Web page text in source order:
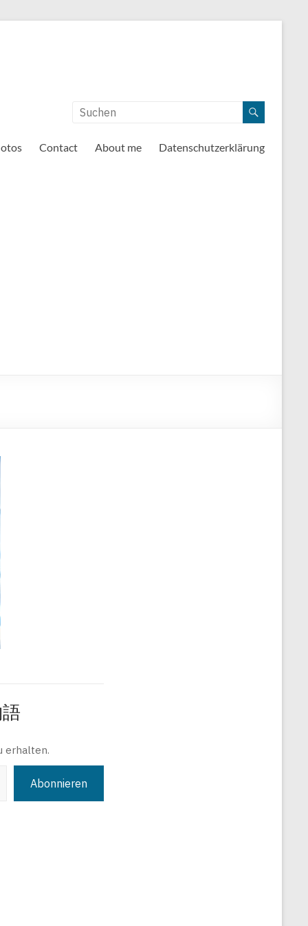
Contact About me Datenschutzerklärung
erhalten.
Abonnieren